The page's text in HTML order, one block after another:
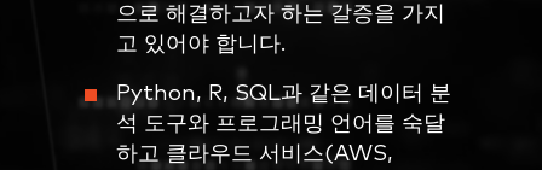
으로 해결하고자 하는 갈증을 가지
고 있어야 합니다.
Python, R, SQL과 같은 데이터 분
석 도구와 프로그래밍 언어를 숙달
하고 클라우드 서비스(AWS,